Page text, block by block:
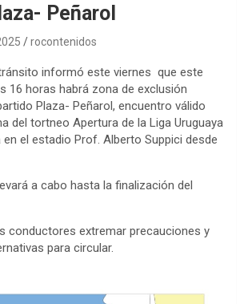
Peñarol
rocontenidos
informó este viernes que este
16 horas habrá zona de exclusión
Plaza- Peñarol, encuentro válido
del tortneo Apertura de la Liga Uruguaya
el estadio Prof. Alberto Suppici desde
a cabo hasta la finalización del
conductores extremar precauciones y
para circular.